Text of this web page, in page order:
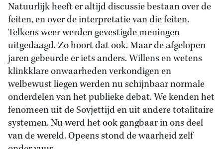
Natuurlijk heeft er altijd discussie bestaan over de
feiten, en over de interpretatie van die feiten.
Telkens weer werden gevestigde meningen
uitgedaagd. Zo hoort dat ook. Maar de afgelopen
jaren gebeurde er iets anders. Willens en wetens
klinkklare onwaarheden verkondigen en
welbewust liegen werden nu schijnbaar normale
onderdelen van het publieke debat. We kenden het
fenomeen uit de Sovjettijd en uit andere totalitaire
systemen. Nu werd het ook gangbaar in ons deel
van de wereld. Opeens stond de waarheid zelf